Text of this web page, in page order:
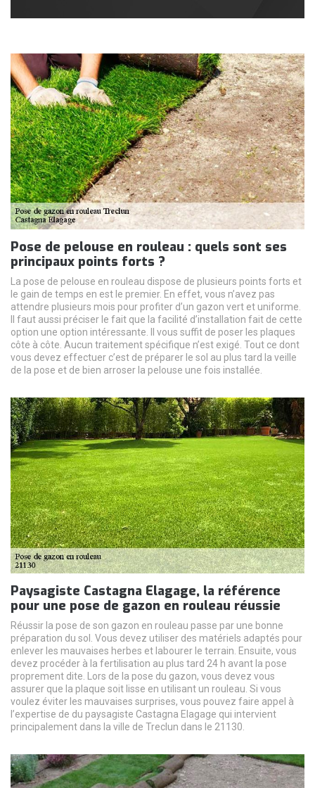
Pose de pelouse en rouleau : quels sont ses
principaux points forts ?
La pose de pelouse en rouleau dispose de plusieurs points forts et
le gain de temps en est le premier. En effet, vous n’avez pas
attendre plusieurs mois pour profiter d’un gazon vert et uniforme.
Il faut aussi préciser le fait que la facilité d’installation fait de cette
option une option intéressante. Il vous suffit de poser les plaques
côte à côte. Aucun traitement spécifique n’est exigé. Tout ce dont
vous devez effectuer c’est de préparer le sol au plus tard la veille
de la pose et de bien arroser la pelouse une fois installée.
Paysagiste Castagna Elagage, la référence
pour une pose de gazon en rouleau réussie
Réussir la pose de son gazon en rouleau passe par une bonne
préparation du sol. Vous devez utiliser des matériels adaptés pour
enlever les mauvaises herbes et labourer le terrain. Ensuite, vous
devez procéder à la fertilisation au plus tard 24 h avant la pose
proprement dite. Lors de la pose du gazon, vous devez vous
assurer que la plaque soit lisse en utilisant un rouleau. Si vous
voulez éviter les mauvaises surprises, vous pouvez faire appel à
l’expertise de du paysagiste Castagna Elagage qui intervient
principalement dans la ville de Treclun dans le 21130.